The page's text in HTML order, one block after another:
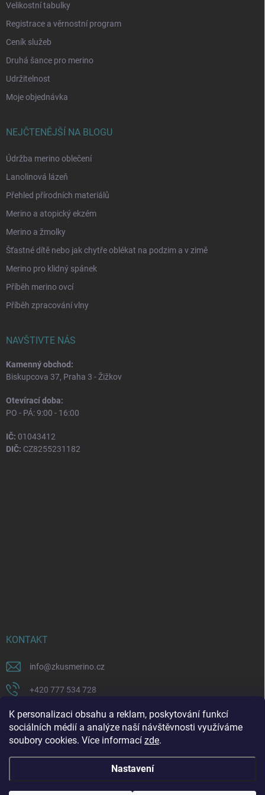
K personalizaci obsahu a reklam, poskytování funkcí
sociálních médií a analýze naší návštěvnosti využíváme
soubory cookies. Více informací zde.
Nastavení
Velikostní tabulky
Registrace a věrnostní program
Ceník služeb
Druhá šance pro merino
Udržitelnost
Moje objednávka
NEJČTENĚJŠÍ NA BLOGU
Údržba merino oblečení
Lanolinová lázeň
Přehled přírodních materiálů
Merino a atopický ekzém
Merino a žmolky
Šťastné dítě nebo jak chytře oblékat na podzim a v zimě
Merino pro klidný spánek
Příběh merino ovcí
Příběh zpracování vlny
NAVŠTIVTE NÁS
Kamenný obchod:
Biskupcova 37, Praha 3 - Žižkov
Otevírací doba:
PO - PÁ: 9:00 - 16:00
IČ: 01043412
DIČ: CZ8255231182
KONTAKT
info@zkusmerino.cz
+420 777 534 728
https://www.facebook.com/zkusmerino/
zkusmerino.cz
Copyright 2026ZKUSMERINO. Všechna práva vyhrazena.Upravit nastavení